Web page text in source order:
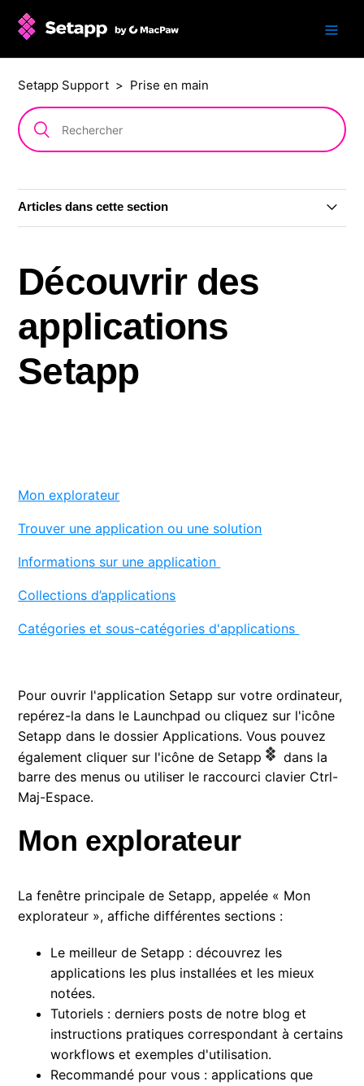
Setapp Support Prise en main
Articles dans cette section
Créer un compte Setapp
Période d'essai gratuite
Installer l'application Setapp pour ordinateur
Désinstaller Setapp et les applications
Découvrir des
applications
Setapp
Mon explorateur
Trouver une application ou une solution
Informations sur une application
Collections d’applications
Catégories et sous-catégories d'applications
Pour ouvrir l'application Setapp sur votre ordinateur,
repérez-la dans le Launchpad ou cliquez sur l'icône
Setapp dans le dossier Applications. Vous pouvez
également cliquer sur l'icône de Setapp
dans la
barre des menus ou utiliser le raccourci clavier Ctrl-
Maj-Espace.
Mon explorateur
La fenêtre principale de Setapp, appelée « Mon
explorateur », affiche différentes sections :
Le meilleur de Setapp : découvrez les
applications les plus installées et les mieux
notées.
Tutoriels : derniers posts de notre blog et
instructions pratiques correspondant à certains
workflows et exemples d'utilisation.
Recommandé pour vous : applications que